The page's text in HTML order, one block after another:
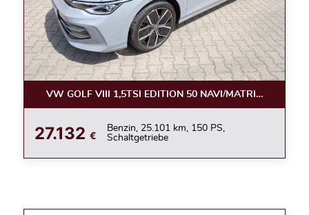
VW GOLF VIII 1,5TSI EDITION 50 NAVI/MATRIX/360°/ACC
27.132 €
Benzin, 25.101 km, 150 PS,
Schaltgetriebe